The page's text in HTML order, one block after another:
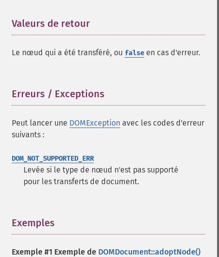
Valeurs de retour
Le nœud qui a été transféré, ou false en cas d'erreur.
Erreurs / Exceptions
Peut lancer une DOMException avec les codes d'erreur
suivants :
DOM_NOT_SUPPORTED_ERR
Levée si le type de nœud n'est pas supporté
pour les transferts de document.
Exemples
Exemple #1 Exemple de DOMDocument::adoptNode()